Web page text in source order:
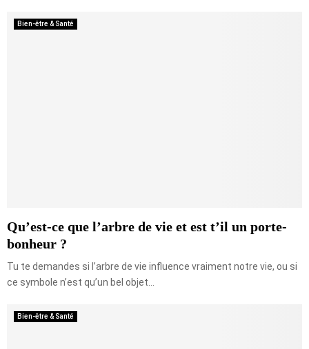
Bien-être & Santé
Qu’est-ce que l’arbre de vie et est t’il un porte-
bonheur ?
Tu te demandes si l’arbre de vie influence vraiment notre vie, ou si
ce symbole n’est qu’un bel objet...
Bien-être & Santé